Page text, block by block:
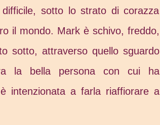
sotto lo strato di corazza
il mondo. Mark è schivo, freddo,
sotto, attraverso quello sguardo
la bella persona con cui ha
intenzionata a farla riaffiorare a